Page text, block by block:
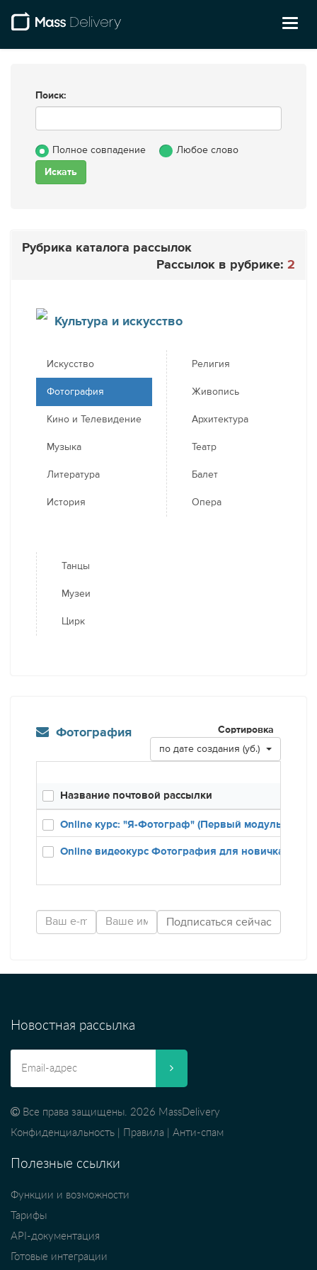
Поиск:
Полное совпадение Любое слово
Рубрика каталога рассылок
Рассылок в рубрике: 2
Культура и искусство
Искусство
Фотография
Кино и Телевидение
Музыка
Литература
История
Религия
Живопись
Архитектура
Театр
Балет
Опера
Танцы
Музеи
Цирк
Фотография
Сортировка
по дате создания (уб.)
Название почтовой рассылки
Online курс: "Я-Фотограф" (Первый модуль)
Online видеокурс Фотография для новичка.
Новостная рассылка
Все права защищены. 2026 MassDelivery
Конфиденциальность
Правила Анти-спам
Полезные ссылки
Функции и возможности
Тарифы
API-документация
Готовые интеграции